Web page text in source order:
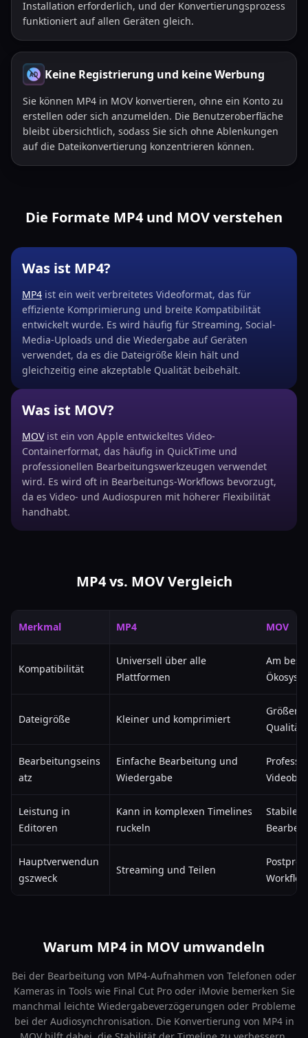
Installation erforderlich, und der Konvertierungsprozess
funktioniert auf allen Geräten gleich.
Keine Registrierung und keine Werbung
Sie können MP4 in MOV konvertieren, ohne ein Konto zu
erstellen oder sich anzumelden. Die Benutzeroberfläche
bleibt übersichtlich, sodass Sie sich ohne Ablenkungen
auf die Dateikonvertierung konzentrieren können.
Die Formate MP4 und MOV verstehen
Was ist MP4?
MP4 ist ein weit verbreitetes Videoformat, das für
effiziente Komprimierung und breite Kompatibilität
entwickelt wurde. Es wird häufig für Streaming, Social-
Media-Uploads und die Wiedergabe auf Geräten
verwendet, da es die Dateigröße klein hält und
gleichzeitig eine akzeptable Qualität beibehält.
Was ist MOV?
MOVist ein von Apple entwickeltes Video-
Containerformat, das häufig in QuickTime und
professionellen Bearbeitungswerkzeugen verwendet
wird. Es wird oft in Bearbeitungs-Workflows bevorzugt,
da es Video- und Audiospuren mit höherer Flexibilität
handhabt.
MP4 vs. MOV Vergleich
Merkmal MP4 MOV
Kompatibilität
Universell über alle
Plattformen
Am
Dateigröße Kleiner und komprimiert
Größer
Qualität
Bearbeitungseins
atz
Einfache Bearbeitung und
Wiedergabe
Leistung in
Editoren
Kann in komplexen Timelines
ruckeln
Stabiler
Hauptverwendun
gszweck
Streaming und Teilen
Warum MP4 in MOV umwandeln
Bei der Bearbeitung von MP4-Aufnahmen von Telefonen oder
Kameras in Tools wie Final Cut Pro oder iMovie bemerken Sie
manchmal leichte Wiedergabeverzögerungen oder Probleme
bei der Audiosynchronisation. Die Konvertierung von MP4 in